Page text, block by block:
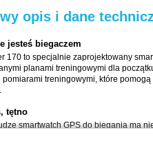
opis i dane
jesteś biegaczem
170 to specjalnie zaprojektowany
planami treningowymi dla
treningowymi, które
tętno
smartwatch GPS do biegania ma